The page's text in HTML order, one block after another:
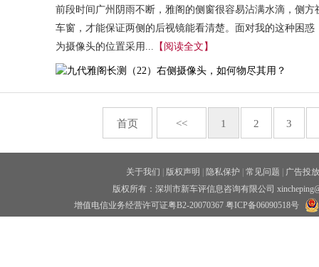
前段时间广州阴雨不断，雅阁的侧窗很容易沾满水滴，侧
车窗，才能保证两侧的后视镜能看清楚。面对我的这种困
为摄像头的位置采用... 【阅读全文】
首页 << 1 2 3
关于我们 版权声明 隐私保护 常见问题
广告投放
版权所有：深圳市新车评信息咨询有限公司
增值电信业务经营许可证粤B2-20070367 粤ICP备06090518号